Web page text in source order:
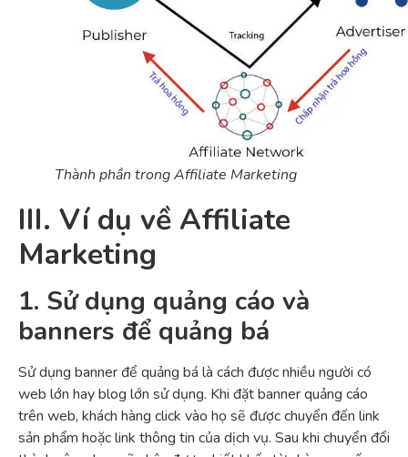
Thành phần trong Affiliate Marketing
III. Ví dụ về Affiliate
Marketing
1. Sử dụng quảng cáo và
banners để quảng bá
Sử dụng banner để quảng bá là cách được nhiều người có
web lớn hay blog lớn sử dụng. Khi đặt banner quảng cáo
trên web, khách hàng click vào họ sẽ được chuyển đến link
sản phẩm hoặc link thông tin của dịch vụ. Sau khi chuyển đổi